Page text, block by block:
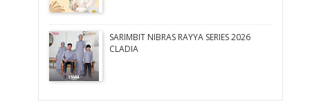
SARIMBIT NIBRAS RAYYA SERIES 2026
CLADIA